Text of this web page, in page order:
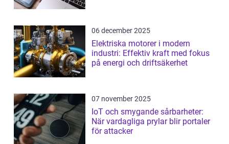
06 december 2025
Elektriska motorer i modern
industri: Effektiv kraft med fokus
på energi och driftsäkerhet
07 november 2025
IoT och smygande sårbarheter:
När vardagliga prylar blir portaler
för attacker